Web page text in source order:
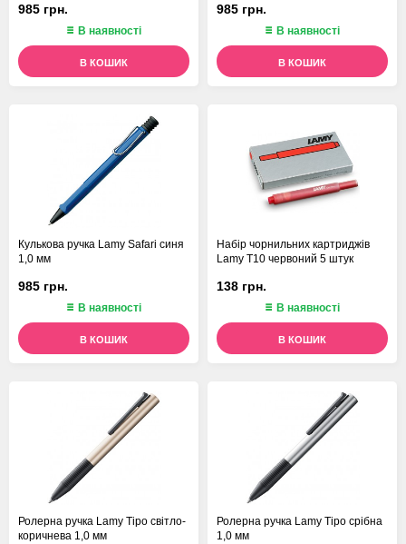
985 грн.
В наявності
В КОШИК
985 грн.
В наявності
В КОШИК
Кулькова ручка Lamy Safari синя
1,0 мм
985 грн.
В наявності
В КОШИК
Набір чорнильних картриджів
Lamy T10 червоний 5 штук
138 грн.
В наявності
В КОШИК
Ролерна ручка Lamy Tipo світло-
коричнева 1,0 мм
Ролерна ручка Lamy Tipo срібна
1,0 мм